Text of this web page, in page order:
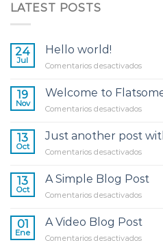
LATEST POSTS
24
Jul
Hello world!
Comentarios desactivadosen
world!
19
Nov
Welcome to
Comentarios desactivadosen
to
13
Oct
Just another post
Comentarios desactivadosen
with
Gallery
13
Oct
A Simple Blog Post
Comentarios desactivadosen
Simple
Post
01
Ene
A Video Blog Post
Comentarios desactivadosen